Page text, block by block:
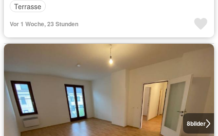
Terrasse
Vor 1 Woche, 23 Stunden
8bilder